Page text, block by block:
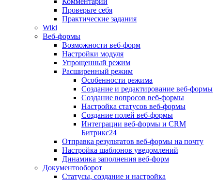
Проверьте себя
Практические задания
Wiki
Веб-формы
Возможности веб-форм
Настройки модуля
Упрощенный режим
Расширенный режим
Особенности режима
Создание и редактирование веб-формы
Создание вопросов веб-формы
Настройка статусов веб-формы
Создание полей веб-формы
Интеграции веб-формы и CRM
Битрикс24
Отправка результатов веб-формы на почту
Настройка шаблонов уведомлений
Динамика заполнения веб-форм
Документооборот
Статусы, создание и настройка